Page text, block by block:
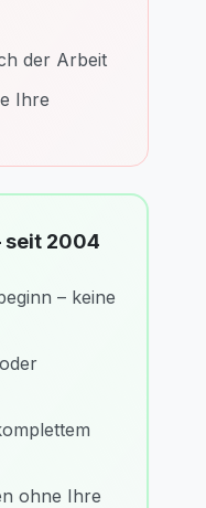
der Arbeit
Ihre
seit 2004
– keine
ohne Ihre